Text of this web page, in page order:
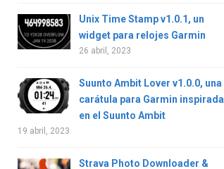
Unix Time Stamp v1.0.1, un
widget para relojes Garmin
26 abril, 2023
Suunto Ambit Lover v1.0.0, una
carátula para Garmin inspirada
en el Suunto Ambit
19 abril, 2023
Strava Photo Downloader &